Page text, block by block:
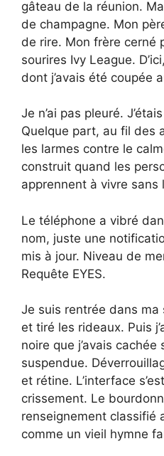
gâteau de la réunion.
de champagne. Mon
de rire. Mon frère cerné
sourires Ivy League.
dont j’avais été coupée
Je n’ai pas pleuré.
Quelque part, au fil des
les larmes contre le
construit quand les
apprennent à vivre sans
Le téléphone a vibré
nom, juste une
mis à jour. Niveau de
Requête EYES.
Je suis rentrée dans ma
et tiré les rideaux. Puis
noire que j’avais cachée
suspendue.
et rétine. L’interface
crissement. Le
renseignement classifié
comme un vieil hymne